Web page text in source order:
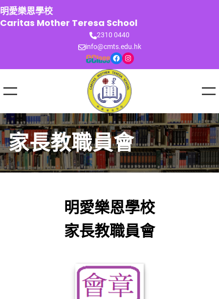
跳
至
主
明愛樂恩學校
Caritas Mother Teresa School
2310 0440
info@cmts.edu.hk
Facebook Instagram
家長教職員會
明愛樂恩學校
家長教職員會